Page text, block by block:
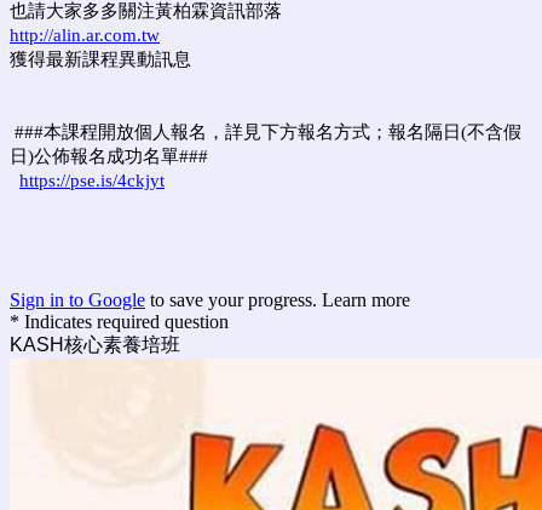
也請大家多多關注黃柏霖資訊部落
http://alin.ar.com.tw
獲得最新課程異動訊息
###本課程開放個人報名，詳見下方報名方式；報名隔日(不含假
日)公佈報名成功名單###
https://pse.is/4ckjyt
Sign in to Google to save your progress. Learn more
* Indicates required question
KASH核心素養培班